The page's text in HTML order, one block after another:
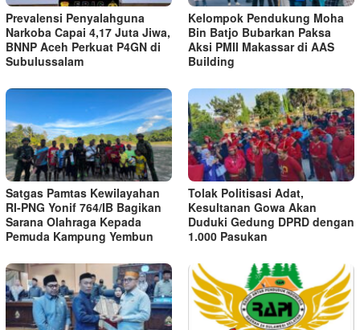
Prevalensi Penyalahguna
Narkoba Capai 4,17 Juta Jiwa,
BNNP Aceh Perkuat P4GN di
Subulussalam
Kelompok Pendukung Moha
Bin Batjo Bubarkan Paksa
Aksi PMII Makassar di AAS
Building
Satgas Pamtas Kewilayahan
RI-PNG Yonif 764/IB Bagikan
Sarana Olahraga Kepada
Pemuda Kampung Yembun
Tolak Politisasi Adat,
Kesultanan Gowa Akan
Duduki Gedung DPRD dengan
1.000 Pasukan